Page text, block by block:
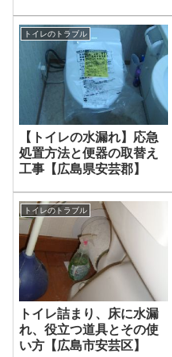
トイレのトラブル
【トイレの水漏れ】応急
処置方法と便器の取替え
工事【広島県安芸郡】
トイレのトラブル
トイレ詰まり、床に水漏
れ、役立つ道具とその使
い方【広島市安芸区】